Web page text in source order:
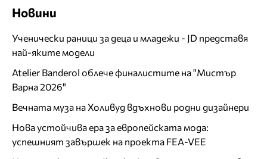
Новини
Ученически раници за деца и младежи - JD представя
най-яките модели
Atelier Banderol облече финалистите на "Мистър
Варна 2026"
Вечната муза на Холивуд вдъхнови родни дизайнери
Нова устойчива ера за европейската мода:
успешният завършек на проекта FEA-VEE